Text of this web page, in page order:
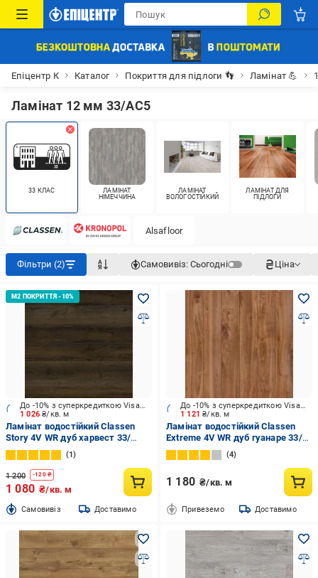
Епіцентр К Каталог Покриття для підлоги 👣 Ламінат 💪
Ламінат 12 мм 33/АС5
33 КЛАС
ЛАМІНАТ
НІМЕЧЧИНА
ЛАМІНАТ
ВОЛОГОСТІЙКИЙ
ЛАМІНАТ ДЛЯ
ПІДЛОГИ
Alsafloor
Фільтри (2) Самовивіз: Сьогодні Ціна
1 026₴/кв. м
До -10% з суперкредиткою Visa Вигода
Ламінат водостійкий Classen
Story 4V WR дуб харвест 33/
АС5/12 мм (55972)
1
1 200 -120₴
1 080 ₴/кв. м
Cамовивіз Доставимо
1 121₴/кв. м
До -10% з суперкредиткою Visa Вигода
Ламінат водостійкий Classen
Extreme 4V WR дуб гуанаре 33/
АС5/12 мм (54748)
4
1 180 ₴/кв. м
Привеземо Доставимо